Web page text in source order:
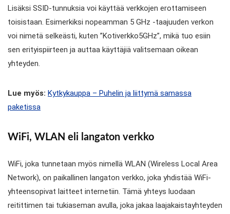
Lisäksi SSID-tunnuksia voi käyttää verkkojen erottamiseen
toisistaan. Esimerkiksi nopeamman 5 GHz -taajuuden verkon
voi nimetä selkeästi, kuten ”Kotiverkko5GHz”, mikä tuo esiin
sen erityispiirteen ja auttaa käyttäjiä valitsemaan oikean
yhteyden.
Lue myös: Kytkykauppa – Puhelin ja liittymä samassa
paketissa
WiFi, WLAN eli langaton verkko
WiFi, joka tunnetaan myös nimellä WLAN (Wireless Local Area
Network), on paikallinen langaton verkko, joka yhdistää WiFi-
yhteensopivat laitteet internetiin. Tämä yhteys luodaan
reitittimen tai tukiaseman avulla, joka jakaa laajakaistayhteyden